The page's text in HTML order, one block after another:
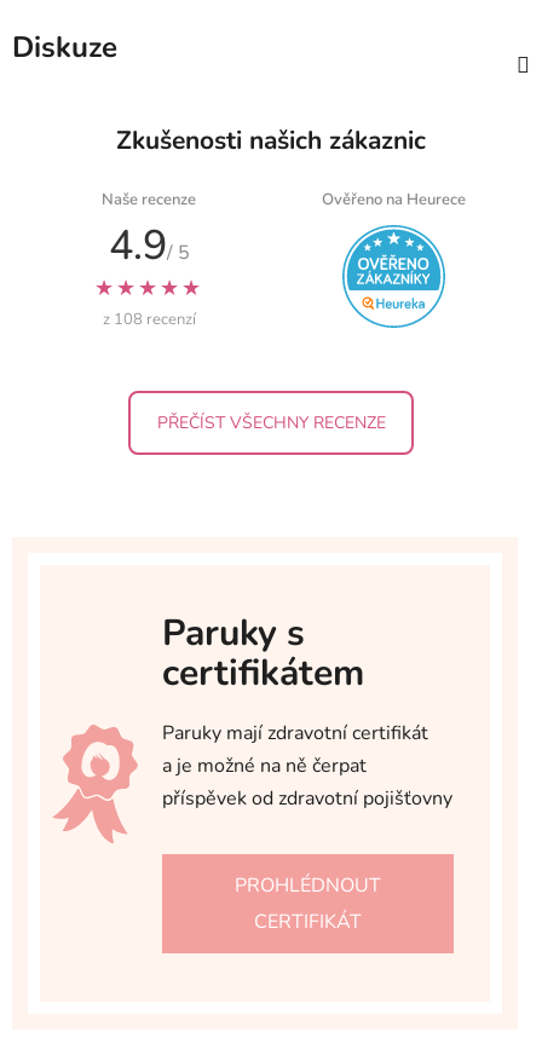
Diskuze
Zkušenosti našich zákaznic
Naše recenze
4.9/ 5
★★★★★
z 108 recenzí
Ověřeno na Heurece
PŘEČÍST VŠECHNY RECENZE
Paruky s
certifikátem
Paruky mají zdravotní certifikát
a je možné na ně čerpat
příspěvek od zdravotní pojišťovny
PROHLÉDNOUT
CERTIFIKÁT